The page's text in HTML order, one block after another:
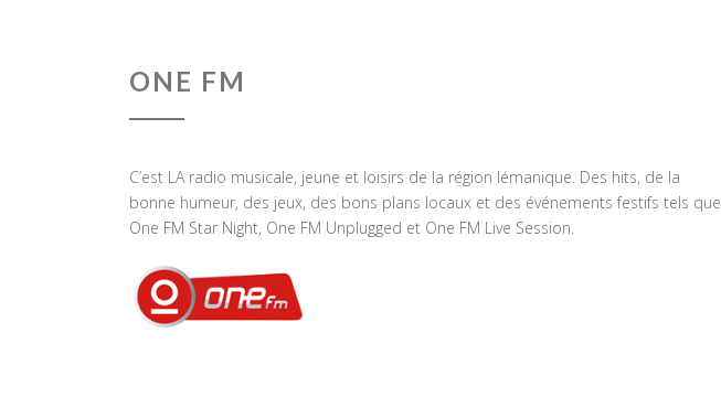
ONE FM
C’est LA radio musicale, jeune et loisirs de la région lémanique. Des hits, de la
bonne humeur, des jeux, des bons plans locaux et des événements festifs tels que
One FM Star Night, One FM Unplugged et One FM Live Session.